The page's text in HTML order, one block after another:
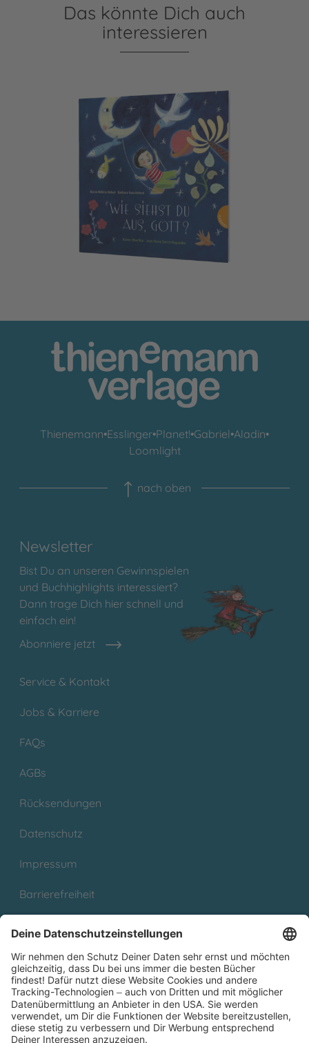
Das könnte Dich auch
interessieren
Thienemann•Esslinger•Planet!•Gabriel•Aladin•
Loomlight
nach oben
Newsletter
Bist Du an unseren Gewinnspielen
und Buchhighlights interessiert?
Dann trage Dich hier schnell und
einfach ein!
Abonniere jetzt
Service & Kontakt
Jobs & Karriere
FAQs
AGBs
Rücksendungen
Datenschutz
Impressum
Barrierefreiheit
Partnerprogramm (Affiliate)
Folge uns auf